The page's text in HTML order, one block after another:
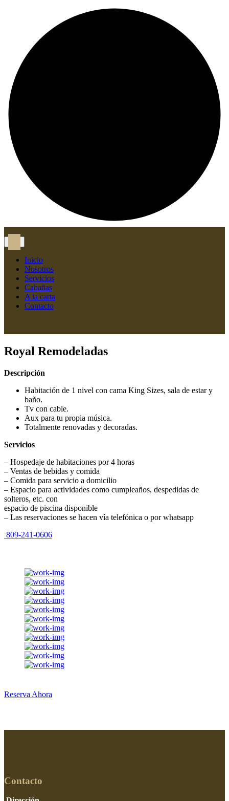
Inicio
Nosotros
Servicios
Cabañas
A la carta
Contacto
Royal Remodeladas
Descripción
Habitación de 1 nivel con cama King Sizes, sala de estar y
baño.
Tv con cable.
Aux para tu propia música.
Totalmente renovadas y decoradas.
Servicios
– Hospedaje de habitaciones por 4 horas
– Ventas de bebidas y comida
– Comida para servicio a domicilio
– Espacio para actividades como cumpleaños, despedidas de
solteros, etc. con
espacio de piscina disponible
– Las reservaciones se hacen vía telefónica o por whatsapp
809-241-0606
Reserva Ahora
Contacto